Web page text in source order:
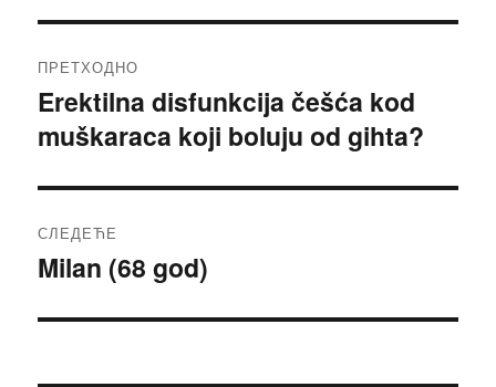
чланка
ПРЕТХОДНО
Претходни
чланак:
Erektilna disfunkcija češća kod
muškaraca koji boluju od gihta?
СЛЕДЕЋЕ
Следећи
Milan (68 god)